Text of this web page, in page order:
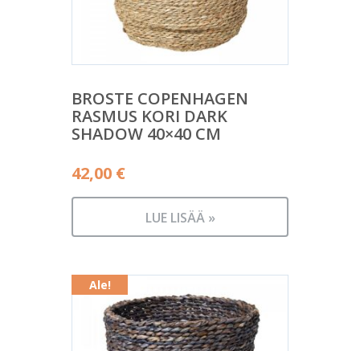
BROSTE COPENHAGEN
RASMUS KORI DARK
SHADOW 40×40 CM
42,00 €
LUE LISÄÄ »
Ale!